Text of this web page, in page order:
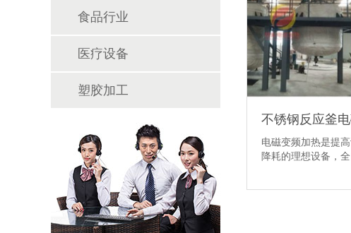
食品行业
医疗设备
塑胶加工
不锈钢反应釜
电磁变频加热是提
降耗的理想设备，